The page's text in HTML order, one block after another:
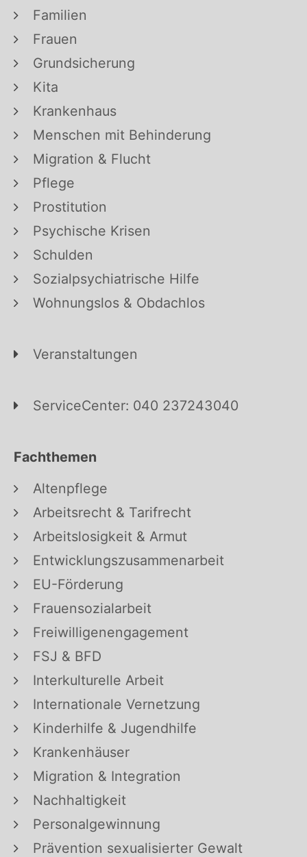
Familien
Frauen
Grundsicherung
Kita
Krankenhaus
Menschen mit Behinderung
Migration & Flucht
Pflege
Prostitution
Psychische Krisen
Schulden
Sozialpsychiatrische Hilfe
Wohnungslos & Obdachlos
Veranstaltungen
ServiceCenter: 040 237243040
Fachthemen
Altenpflege
Arbeitsrecht & Tarifrecht
Arbeitslosigkeit & Armut
Entwicklungszusammenarbeit
EU-Förderung
Frauensozialarbeit
Freiwilligenengagement
FSJ & BFD
Interkulturelle Arbeit
Internationale Vernetzung
Kinderhilfe & Jugendhilfe
Krankenhäuser
Migration & Integration
Nachhaltigkeit
Personalgewinnung
Prävention sexualisierter Gewalt